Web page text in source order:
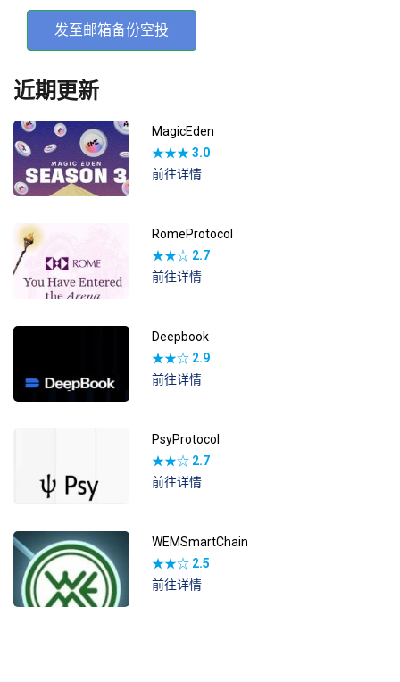
发至邮箱备份空投
近期更新
MagicEden
★★★3.0
前往详情
RomeProtocol
★★☆ 2.7
前往详情
Deepbook
★★☆ 2.9
前往详情
PsyProtocol
★★☆ 2.7
前往详情
WEMSmartChain
★★☆ 2.5
前往详情